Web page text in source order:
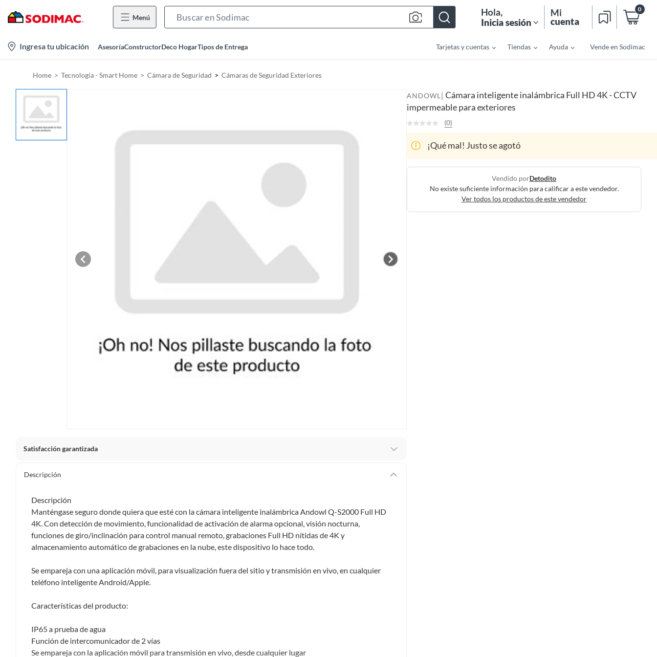
Menú
h
Hola,
Inicia sesión
Mi
cuenta
0
Ingresa tu ubicación AsesoríaConstructorDeco HogarTipos de Entrega Tarjetas y cuentas Tiendas Ayuda Vende en Sodimac
Home Tecnología - Smart Home Cámara de Seguridad Cámaras de Seguridad Exteriores
Satisfacción garantizada
Debe estar en perfecto estado, con todas sus etiquetas, sellos intactos y sin uso, tal como te lo entregamos. Ten
Productos que, por su naturaleza, no puedan ser devueltos, puedan deteriorarse o caducar con rapidez.
Confeccionados a la medida.
De uso personal.
En sodimac.cl te damos30 días desde que recibes el producto. Debe estar en perfecto estado, con todas sus
Productos digitales que se entregan a través de una descarga electrónica, por ejemplo, cupones de experiencia o
programas para el computador.
Productos que han sido informados como imperfectos, usados, reparados, abiertos, de segunda selección,
Alimentos, bebidas, medicamentos, suplementos alimenticios, vitaminas, entre otros análogos.
Pinturas de un color a solicitud.
Descripción
Descripción
Manténgase seguro donde quiera que esté con la cámara inteligente inalámbrica Andowl Q-S2000 Full HD
4K. Con detección de movimiento, funcionalidad de activación de alarma opcional, visión nocturna,
funciones de giro/inclinación para control manual remoto, grabaciones Full HD nítidas de 4K y
almacenamiento automático de grabaciones en la nube, este dispositivo lo hace todo.
Se empareja con una aplicación móvil, para visualización fuera del sitio y transmisión en vivo, en cualquier
teléfono inteligente Android/Apple.
Características del producto:
IP65 a prueba de agua
Función de intercomunicador de 2 vías
Se empareja con la aplicación móvil para transmisión en vivo, desde cualquier lugar
ANDOWL | Cámara inteligente inalámbrica Full HD 4K - CCTV
impermeable para exteriores
(0)
¡Qué mal! Justo se agotó
Vendido porDetodito
No existe suficiente información para calificar a este vendedor.
Ver todos los productos de este vendedor